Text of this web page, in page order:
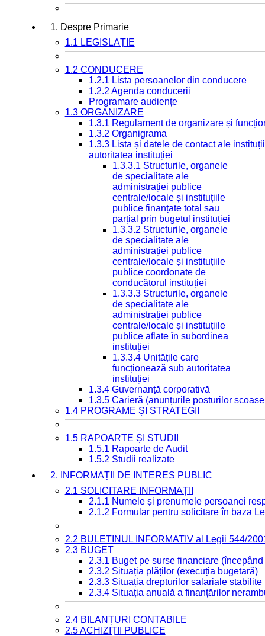
1. Despre Primarie
1.1 LEGISLAȚIE
1.2 CONDUCERE
1.2.1 Lista persoanelor din conducere
1.2.2 Agenda conducerii
Programare audiențe
1.3 ORGANIZARE
1.3.1 Regulament de organizare și
1.3.2 Organigrama
1.3.3 Lista și datele de contact ale
autoritatea instituției
1.3.3.1 Structurile, organele
de specialitate ale
administrației publice
centrale/locale și instituțiile
publice finanțate total sau
parțial prin bugetul instituției
1.3.3.2 Structurile, organele
de specialitate ale
administrației publice
centrale/locale și instituțiile
publice coordonate de
conducătorul instituției
1.3.3.3 Structurile, organele
de specialitate ale
administrației publice
centrale/locale și instituțiile
publice aflate în subordinea
instituției
1.3.3.4 Unitățile care
funcționează sub autoritatea
instituției
1.3.4 Guvernanță corporativă
1.3.5 Carieră (anunțurile posturilor
1.4 PROGRAME ȘI STRATEGII
1.5 RAPOARTE ȘI STUDII
1.5.1 Rapoarte de Audit
1.5.2 Studii realizate
2. INFORMAȚII DE INTERES PUBLIC
2.1 SOLICITARE INFORMAȚII
2.1.1 Numele și prenumele persoanei
2.1.2 Formular pentru solicitare în baza
2.2 BULETINUL INFORMATIV al Legii 544/
2.3 BUGET
2.3.1 Buget pe surse financiare
2.3.2 Situația plăților (execuția bugetară)
2.3.3 Situația drepturilor salariale
2.3.4 Situația anuală a finanțărilor
2.4 BILANȚURI CONTABILE
2.5 ACHIZIȚII PUBLICE